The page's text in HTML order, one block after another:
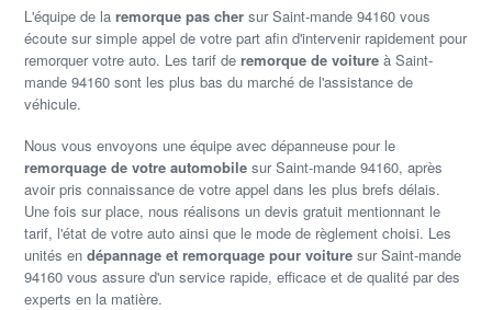
L'équipe de laremorque pas cher sur Saint-mande 94160 vous
écoute sur simple appel de votre part afin d'intervenir rapidement pour
remorquer votre auto. Les tarif deremorque de voiture à Saint-
mande 94160 sont les plus bas du marché de l'assistance de
véhicule.
Nous vous envoyons une équipe avec dépanneuse pour le
remorquage de votre automobile sur Saint-mande 94160, après
avoir pris connaissance de votre appel dans les plus brefs délais.
Une fois sur place, nous réalisons un devis gratuit mentionnant le
tarif, l'état de votre auto ainsi que le mode de règlement choisi. Les
unités endépannage et remorquage pour voiture sur Saint-mande
94160 vous assure d'un service rapide, efficace et de qualité par des
experts en la matière.